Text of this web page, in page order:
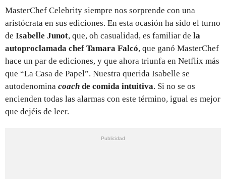
MasterChef Celebrity siempre nos sorprende con una
aristócrata en sus ediciones. En esta ocasión ha sido el turno
de Isabelle Junot, que, oh casualidad, es familiar de la
autoproclamada chef Tamara Falcó, que ganó MasterChef
hace un par de ediciones, y que ahora triunfa en Netflix más
que “La Casa de Papel”. Nuestra querida Isabelle se
autodenomina coach de comida intuitiva. Si no se os
encienden todas las alarmas con este término, igual es mejor
que dejéis de leer.